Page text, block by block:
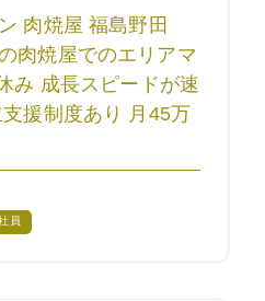
肉焼屋 福島野田
肉焼屋でのエリアマ
み 成長スピードが速
援制度あり 月45万
員